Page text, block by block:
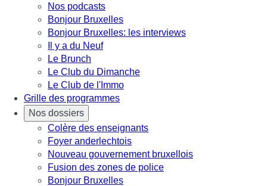
Nos podcasts
Bonjour Bruxelles
Bonjour Bruxelles: les interviews
Il y a du Neuf
Le Brunch
Le Club du Dimanche
Le Club de l'Immo
Grille des programmes
Nos dossiers
Colère des enseignants
Foyer anderlechtois
Nouveau gouvernement bruxellois
Fusion des zones de police
Bonjour Bruxelles